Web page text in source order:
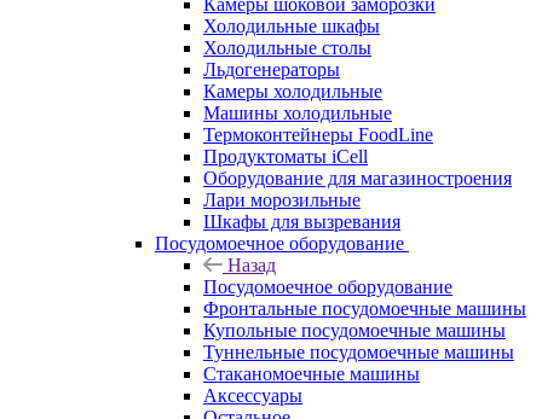
Камеры шоковой заморозки
Холодильные шкафы
Холодильные столы
Льдогенераторы
Камеры холодильные
Машины холодильные
Термоконтейнеры FoodLine
Продуктоматы iCell
Оборудование для магазиностроения
Лари морозильные
Шкафы для вызревания
Посудомоечное оборудование
Назад
Посудомоечное оборудование
Фронтальные посудомоечные машины
Купольные посудомоечные машины
Туннельные посудомоечные машины
Стаканомоечные машины
Аксессуары